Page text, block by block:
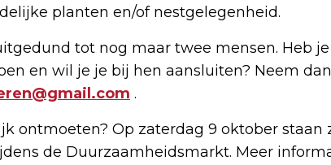
planten en/of nestgelegenheid.
tot nog maar twee mensen. Heb
en wil je je bij hen aansluiten? Neem
.
ontmoeten? Op zaterdag 9 oktober staan
de Duurzaamheidsmarkt. Meer